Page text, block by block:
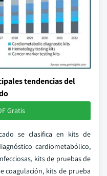
tendencias del
Gratis
se clasifica en kits de
cardiometabólico,
kits de pruebas de
coagulación, kits de prueba